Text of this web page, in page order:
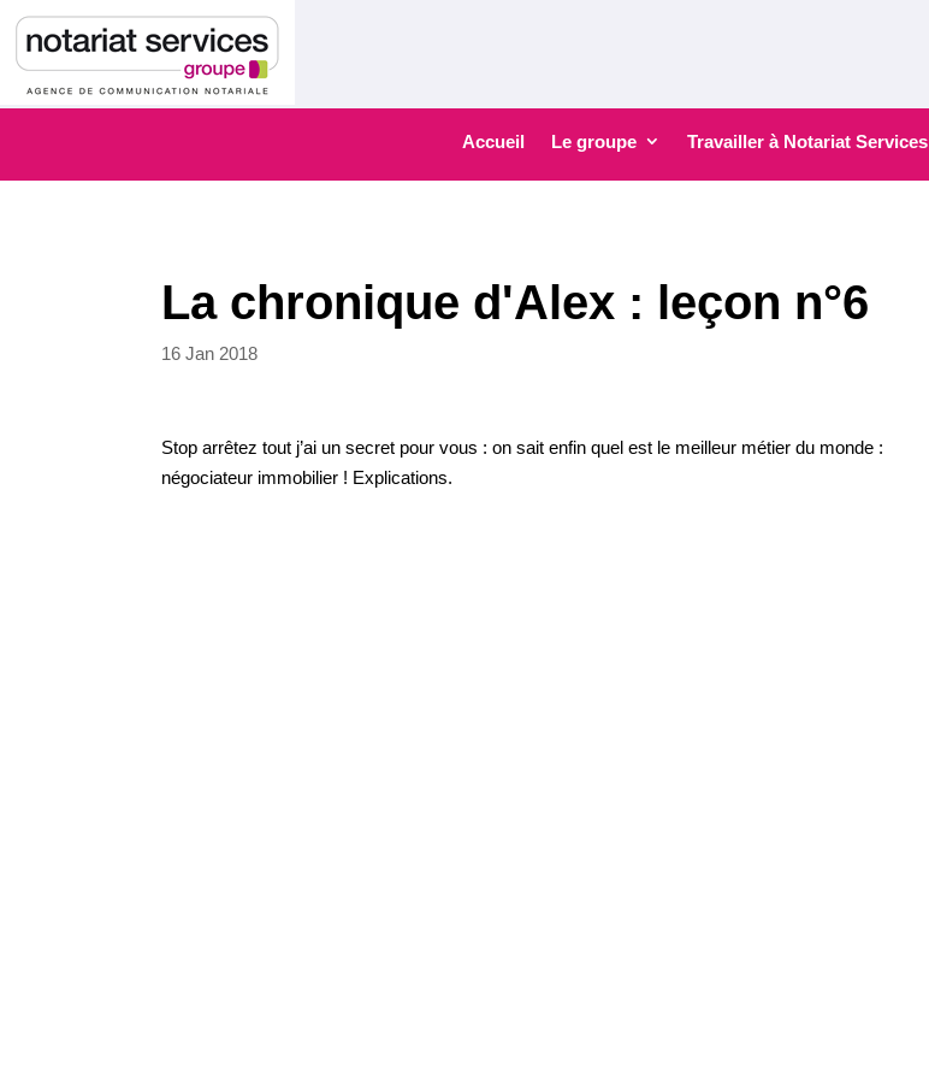
Accueil Le groupe Travailler à Notariat Services
La chronique d'Alex : leçon n°6
16 Jan 2018
Stop arrêtez tout j’ai un secret pour vous : on sait enfin quel est le meilleur métier du monde :
négociateur immobilier ! Explications.